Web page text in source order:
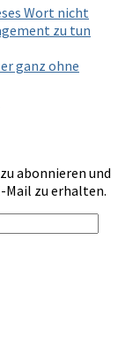
Wort nicht
zu tun
ganz ohne
abonnieren und
Mail zu erhalten.